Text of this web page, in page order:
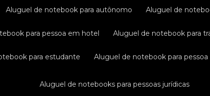
aluguel de notebook para autônomo aluguel de
para pessoa em hotel aluguel de notebook para
para estudante aluguel de notebook para pessoa
aluguel de notebooks para pessoas jurídicas